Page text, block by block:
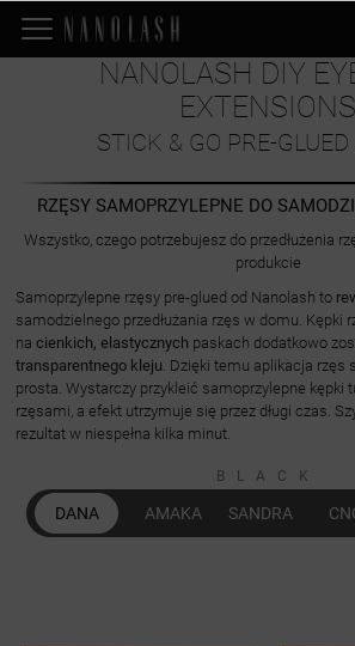
NANOLASH DIY
EXTENSIONS
STICK & GO PRE-
RZĘSY SAMOPRZYLEPNE DO
Wszystko, czego potrzebujesz do przedłużenia
produkcie
Samoprzylepne rzęsy pre-glued od Nanolash to
samodzielnego przedłużania rzęs w domu. Kępki
na cienkich, elastycznych paskach dodatkowo
transparentnego kleju. Dzięki temu aplikacja rzęs
prosta. Wystarczy przykleić samoprzylepne kępki
rzęsami, a efekt utrzymuje się przez długi czas.
rezultat w niespełna kilka minut.
BLACK
DANA AMAKA SANDRA